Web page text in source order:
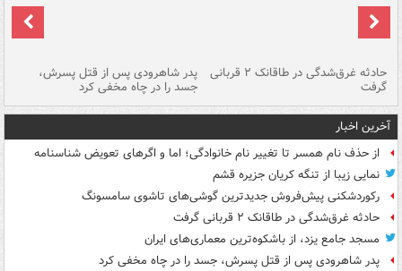
حادثه غرق‌شدگی در طاقانک ۲ قربانی
گرفت
پدر شاهرودی پس از قتل پسرش،
جسد را در چاه مخفی کرد
آخرین اخبار
از حذف نام همسر تا تغییر نام خانوادگی؛ اما و اگرهای تعویض شناسنامه
نمایی زیبا از تنگه کریان جزیره قشم
رکوردشکنی پیش‌فروش جدیدترین گوشی‌های تاشوی سامسونگ
حادثه غرق‌شدگی در طاقانک ۲ قربانی گرفت
مسجد جامع یزد، از باشکوه‌ترین معماری‌های ایران
پدر شاهرودی پس از قتل پسرش، جسد را در چاه مخفی کرد